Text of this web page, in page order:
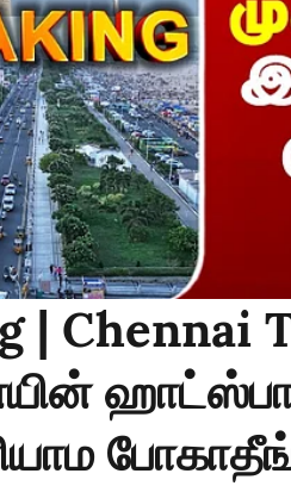
| Chennai